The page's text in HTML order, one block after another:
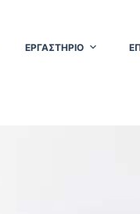
ΕΡΓΑΣΤΗΡΙΟ